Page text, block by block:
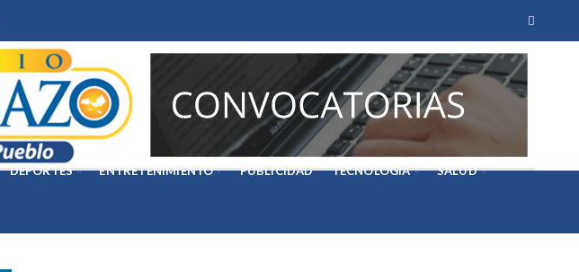
DEPORTES ENTRETENIMIENTO PUBLICIDAD TECNOLOGÍA SALUD